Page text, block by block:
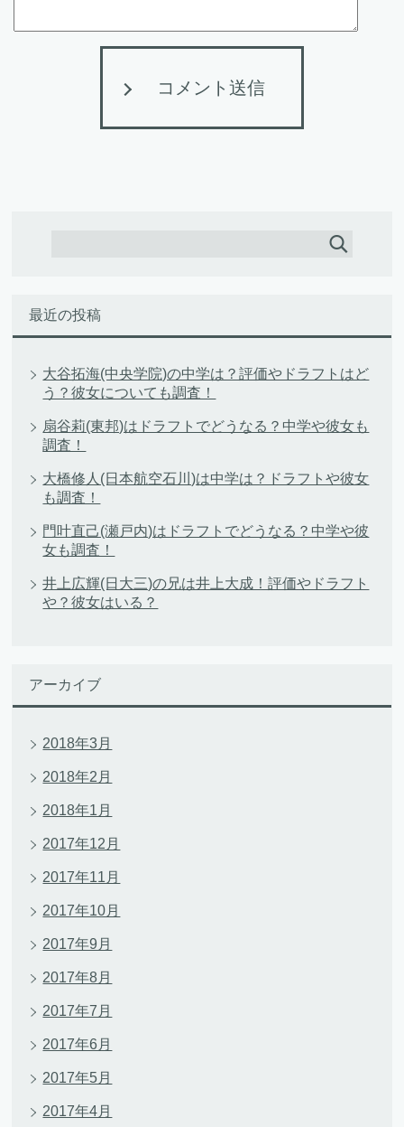
コメント送信
最近の投稿
大谷拓海(中央学院)の中学は？評価やドラフトはど
う？彼女についても調査！
扇谷莉(東邦)はドラフトでどうなる？中学や彼女も
調査！
大橋修人(日本航空石川)は中学は？ドラフトや彼女
も調査！
門叶直己(瀬戸内)はドラフトでどうなる？中学や彼
女も調査！
井上広輝(日大三)の兄は井上大成！評価やドラフト
や？彼女はいる？
アーカイブ
2018年3月
2018年2月
2018年1月
2017年12月
2017年11月
2017年10月
2017年9月
2017年8月
2017年7月
2017年6月
2017年5月
2017年4月